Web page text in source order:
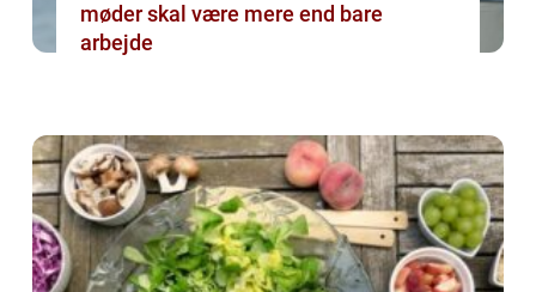
møder skal være mere end bare
arbejde